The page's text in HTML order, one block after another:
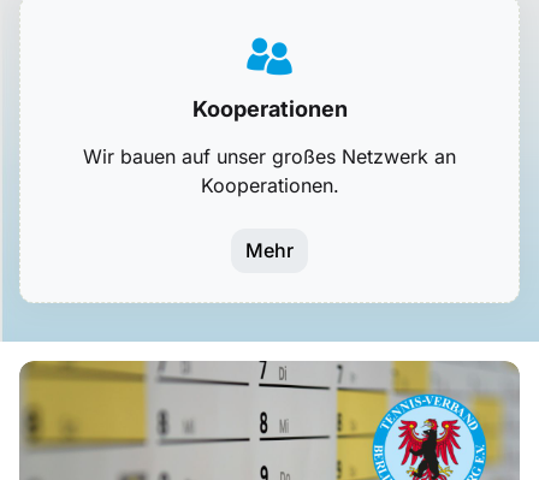
Kooperationen
Wir bauen auf unser großes Netzwerk an
Kooperationen.
Mehr